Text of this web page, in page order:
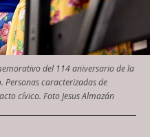
del 114 aniversario de la
caracterizadas de
cívico. Foto Jesus Almazán